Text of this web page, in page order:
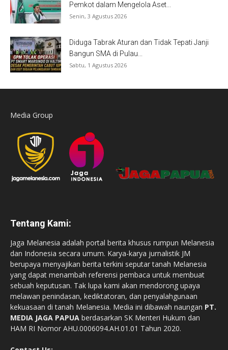
Pemkot dalam Mengelola Aset...
Senin, 3 Agustus 2026
Diduga Tabrak Aturan dan Tidak Tepati Janji
Bangun SMA di Pulau...
Sabtu, 1 Agustus 2026
Media Group
Tentang Kami:
Jaga Melanesia adalah portal berita khusus rumpun Melanesia
dan Indonesia secara umum. Karya-karya jurnalistik JM
berupaya menyajikan berita terkini seputar tanah Melanesia
yang dapat menambah referensi pembaca untuk membuat
sebuah keputusan. Tak lupa kami akan mendorong upaya
melawan penindasan, kediktatoran, dan penyalahgunaan
kekuasaan di tanah Melanesia. Media ini dibawah naungan PT.
MEDIA JAGA PAPUA berdasarkan SK Menteri Hukum dan
HAM RI Nomor AHU.0006094.AH.01.01 Tahun 2020.